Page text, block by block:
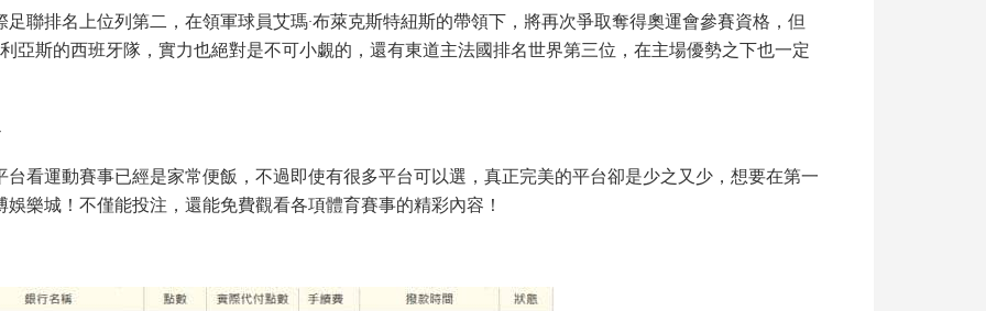
聯排名上位列第二，在領軍球員艾瑪·布萊克斯特紐斯的帶領下，將再次爭取奪得奧運會參賽資格，但
亞斯的西班牙隊，實力也絕對是不可小覷的，還有東道主法國排名世界第三位，在主場優勢之下也一定
看運動賽事已經是家常便飯，不過即使有很多平台可以選，真正完美的平台卻是少之又少，想要在第一
樂城！不僅能投注，還能免費觀看各項體育賽事的精彩內容！